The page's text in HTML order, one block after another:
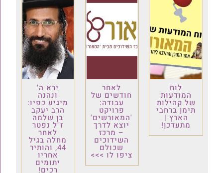
לוח
המודעות
של קהילות
תימן ברחבי
הארץ |
מתעדכן!
לאחר
חודשים של
עבודה:
פרויקט
'המאורשים'
יוצא לדרך
– מרכז
השידוכים
שכולם
ציפו לו >>>
ירא ה'
ונהנה
מיגיע כפיו:
הרב יעקב
בן שלמה
ז"ל נפטר
לאחר
מחלה בגיל
44, והותיר
אחריו
יתומים
רכים!